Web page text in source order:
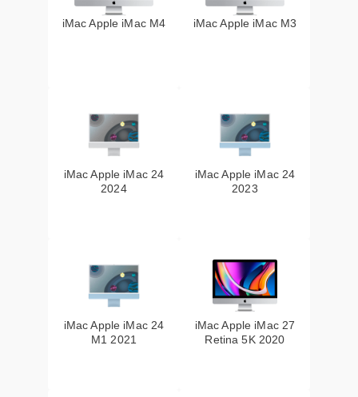
iMac Apple iMac M4 iMac Apple iMac M3
iMac Apple iMac 24
2024
iMac Apple iMac 24
2023
iMac Apple iMac 24
M1 2021
iMac Apple iMac 27
Retina 5K 2020